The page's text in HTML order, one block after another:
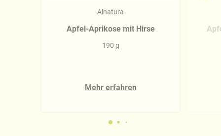
Alnatura
Apfel-Aprikose mit Hirse
190 g
Mehr erfahren